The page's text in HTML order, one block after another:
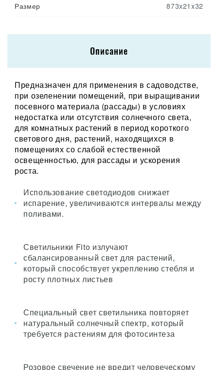
Размер 873x21x32
Описание
Предназначен для применения в садоводстве,
при озеленении помещений, при выращивании
посевного материала (рассады) в условиях
недостатка или отсутствия солнечного света,
для комнатных растений в период короткого
светового дня, растений, находящихся в
помещениях со слабой естественной
освещенностью, для рассады и ускорения
роста.
Использование светодиодов снижает
испарение, увеличиваются интервалы между
поливами.
Светильники Fito излучают
сбалансированный свет для растений,
который способствует укреплению стебля и
росту плотных листьев
Специальный свет светильника повторяет
натуральный солнечный спектр, который
требуется растениям для фотосинтеза
Розовое свечение не вредит человеческому